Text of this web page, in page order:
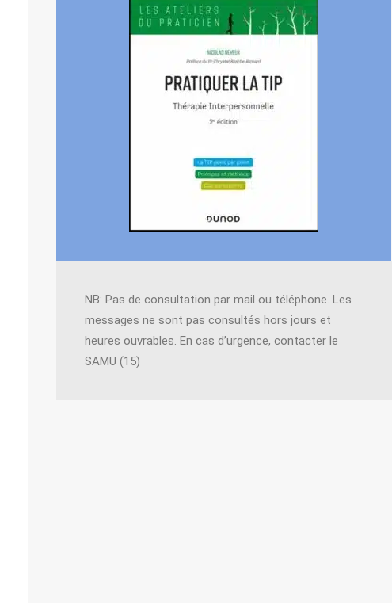
NB: Pas de consultation par mail ou téléphone. Les
messages ne sont pas consultés hors jours et
heures ouvrables. En cas d’urgence, contacter le
SAMU (15)